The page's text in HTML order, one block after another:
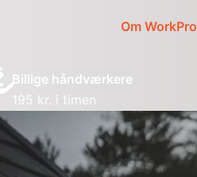
Om WorkPro
Billige håndværkere
195 kr. i timen